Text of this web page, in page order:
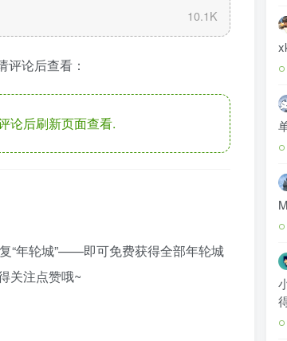
10.1K
论后查看：
论后刷新页面查看.
“年轮城”——即可免费获得全部年轮城
关注点赞哦~